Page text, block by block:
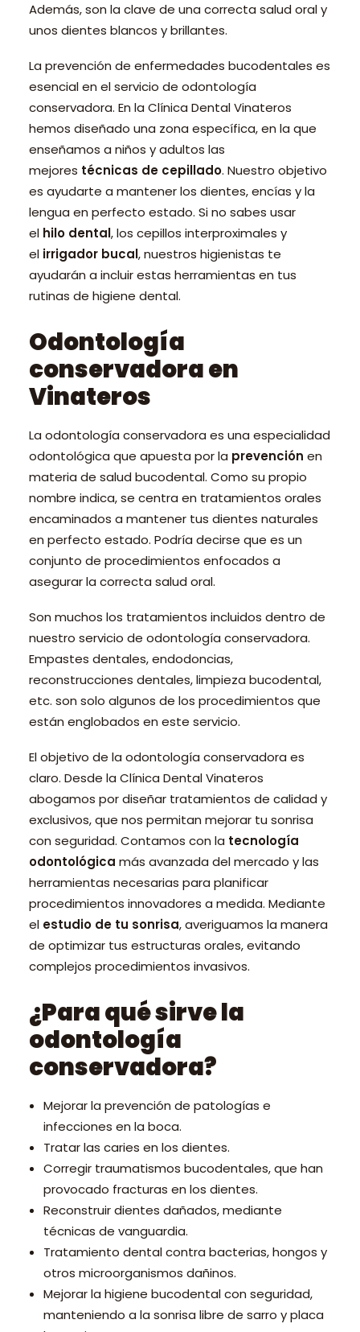
Además, son la clave de una correcta salud oral y
unos dientes blancos y brillantes.
La prevención de enfermedades bucodentales es
esencial en el servicio de odontología
conservadora. En la Clínica Dental Vinateros
hemos diseñado una zona específica, en la que
enseñamos a niños y adultos las
mejores técnicas de cepillado. Nuestro objetivo
es ayudarte a mantener los dientes, encías y la
lengua en perfecto estado. Si no sabes usar
el hilo dental, los cepillos interproximales y
el irrigador bucal, nuestros higienistas te
ayudarán a incluir estas herramientas en tus
rutinas de higiene dental.
Odontología
conservadora en
Vinateros
La odontología conservadora es una especialidad
odontológica que apuesta por la prevención en
materia de salud bucodental. Como su propio
nombre indica, se centra en tratamientos orales
encaminados a mantener tus dientes naturales
en perfecto estado. Podría decirse que es un
conjunto de procedimientos enfocados a
asegurar la correcta salud oral.
Son muchos los tratamientos incluidos dentro de
nuestro servicio de odontología conservadora.
Empastes dentales, endodoncias,
reconstrucciones dentales, limpieza bucodental,
etc. son solo algunos de los procedimientos que
están englobados en este servicio.
El objetivo de la odontología conservadora es
claro. Desde la Clínica Dental Vinateros
abogamos por diseñar tratamientos de calidad y
exclusivos, que nos permitan mejorar tu sonrisa
con seguridad. Contamos con la tecnología
odontológica más avanzada del mercado y las
herramientas necesarias para planificar
procedimientos innovadores a medida. Mediante
el estudio de tu sonrisa, averiguamos la manera
de optimizar tus estructuras orales, evitando
complejos procedimientos invasivos.
¿Para qué sirve la
odontología
conservadora?
Mejorar la prevención de patologías e
infecciones en la boca.
Tratar las caries en los dientes.
Corregir traumatismos bucodentales, que han
provocado fracturas en los dientes.
Reconstruir dientes dañados, mediante
técnicas de vanguardia.
Tratamiento dental contra bacterias, hongos y
otros microorganismos dañinos.
Mejorar la higiene bucodental con seguridad,
manteniendo a la sonrisa libre de sarro y placa